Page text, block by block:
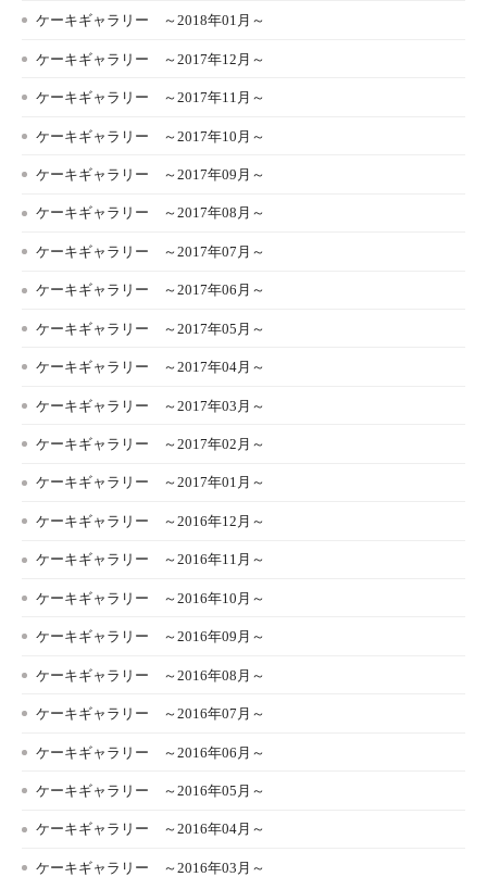
ケーキギャラリー ～2018年01月～
ケーキギャラリー ～2017年12月～
ケーキギャラリー ～2017年11月～
ケーキギャラリー ～2017年10月～
ケーキギャラリー ～2017年09月～
ケーキギャラリー ～2017年08月～
ケーキギャラリー ～2017年07月～
ケーキギャラリー ～2017年06月～
ケーキギャラリー ～2017年05月～
ケーキギャラリー ～2017年04月～
ケーキギャラリー ～2017年03月～
ケーキギャラリー ～2017年02月～
ケーキギャラリー ～2017年01月～
ケーキギャラリー ～2016年12月～
ケーキギャラリー ～2016年11月～
ケーキギャラリー ～2016年10月～
ケーキギャラリー ～2016年09月～
ケーキギャラリー ～2016年08月～
ケーキギャラリー ～2016年07月～
ケーキギャラリー ～2016年06月～
ケーキギャラリー ～2016年05月～
ケーキギャラリー ～2016年04月～
ケーキギャラリー ～2016年03月～